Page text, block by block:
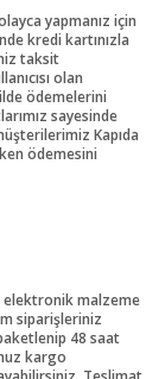
yapmanız için
kredi kartınızla
taksit
olan
ödemelerini
sayesinde
Kapıda
ödemesini
elektronik malzeme
siparişleriniz
48 saat
kargo